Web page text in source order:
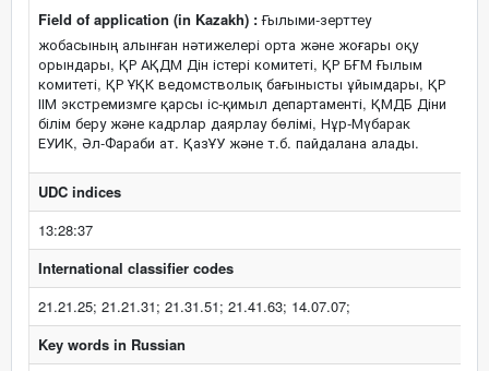
Field of application (in Kazakh) :Ғылыми-зерттеу
жобасының алынған нәтижелері орта және жоғары оқу
орындары, ҚР АҚДМ Дін істері комитеті, ҚР БҒМ Ғылым
комитеті, ҚР ҰҚК ведомстволық бағынысты ұйымдары, ҚР
ІІМ экстремизмге қарсы іс-қимыл департаменті, ҚМДБ Діни
білім беру және кадрлар даярлау бөлімі, Нұр-Мүбарак
ЕУИК, Әл-Фараби ат. ҚазҰУ және т.б. пайдалана алады.
UDC indices
13:28:37
International classifier codes
21.21.25; 21.21.31; 21.31.51; 21.41.63; 14.07.07;
Key words in Russian